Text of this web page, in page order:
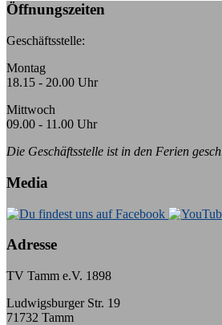
Öffnungszeiten
Geschäftsstelle:
Montag
18.15 - 20.00 Uhr
Mittwoch
09.00 - 11.00 Uhr
Die Geschäftsstelle ist in den Ferien
Media
Adresse
TV Tamm e.V. 1898
Ludwigsburger Str. 19
71732 Tamm